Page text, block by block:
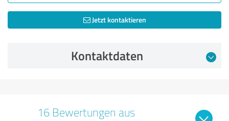
Jetzt kontaktieren
Kontaktdaten
16 Bewertungen aus